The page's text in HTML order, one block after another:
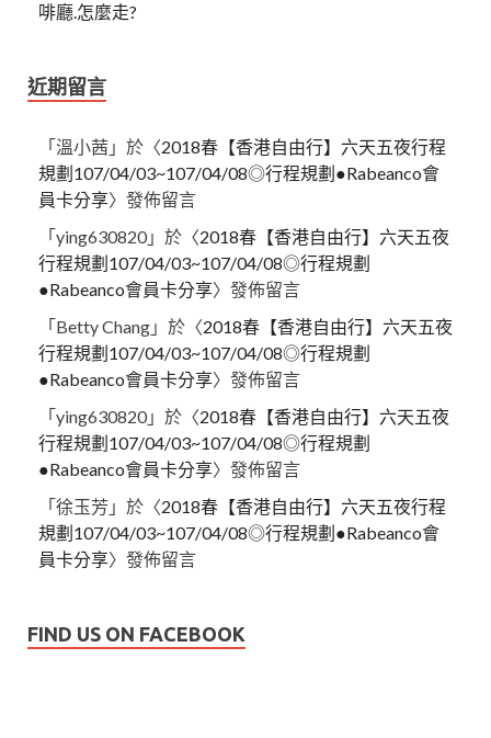
啡廳.怎麼走?
近期留言
「 溫小茜 」於〈2018春【香港自由行】六天五夜行程
規劃107/04/03~107/04/08◎行程規劃●Rabeanco會
員卡分享〉發佈留言
「 ying630820 」於〈2018春【香港自由行】六天五夜
行程規劃107/04/03~107/04/08◎行程規劃
●Rabeanco會員卡分享〉發佈留言
「 Betty Chang 」於〈2018春【香港自由行】六天五夜
行程規劃107/04/03~107/04/08◎行程規劃
●Rabeanco會員卡分享〉發佈留言
「 ying630820 」於〈2018春【香港自由行】六天五夜
行程規劃107/04/03~107/04/08◎行程規劃
●Rabeanco會員卡分享〉發佈留言
「 徐玉芳 」於〈2018春【香港自由行】六天五夜行程
規劃107/04/03~107/04/08◎行程規劃●Rabeanco會
員卡分享〉發佈留言
FIND US ON FACEBOOK